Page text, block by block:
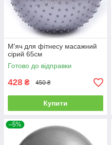
М'яч для фітнесу масажний
сірий 65см
Готово до відправки
428 ₴ 450 ₴
Купити
–5%